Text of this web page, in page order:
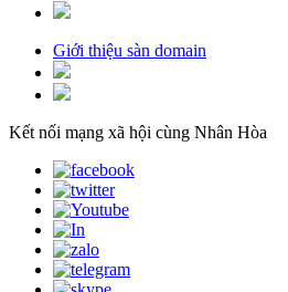
Giới thiệu sàn domain
Kết nối mạng xã hội cùng Nhân Hòa